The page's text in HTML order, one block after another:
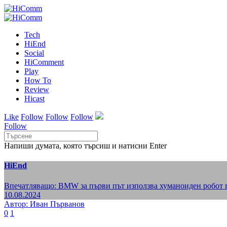
Tech
HiEnd
Social
HiComment
Play
How To
Review
Hicast
Like Follow Follow Follow
Follow
Напиши думата, която търсиш и натисни Enter
HiEnd
Впечатляващо: BMW за първи път използва хуманоиден робот
10.08.2024
Автор: Иван Първанов
0 1